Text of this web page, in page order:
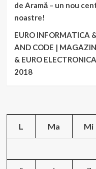
de Aramă – un nou
noastre!
EURO INFORMATICA
AND CODE |
& EURO
2018
L Ma Mi